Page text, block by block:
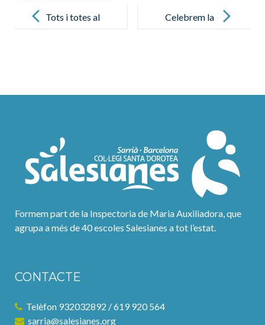
navigationTots i totes al
Celebrem la
Formem part de la Inspectoria de Maria Auxiliadora, que
agrupa a més de 40 escoles Salesianes a tot l’estat.
CONTACTE
Telèfon 932032892 / 619 920 564
sarria@salesianes.org